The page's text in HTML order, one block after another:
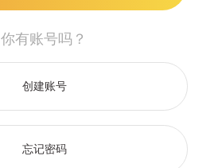
你有账号吗？
创建账号
忘记密码